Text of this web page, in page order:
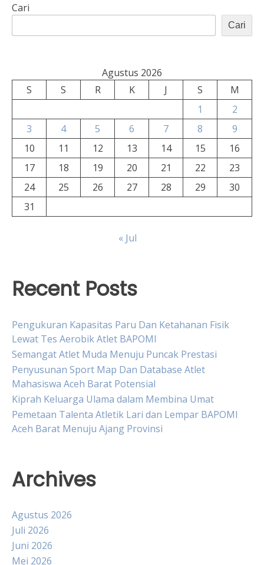
Cari
Cari
Agustus 2026
S
S R K J S
M
1
2
3
4 5 6 7 8
9
10
11 12 13 14 15
16
17
18 19 20 21 22
23
24
25 26 27 28 29
30
31
« Jul
Recent Posts
Pengukuran Kapasitas Paru Dan Ketahanan Fisik
Lewat Tes Aerobik Atlet BAPOMI
Semangat Atlet Muda Menuju Puncak Prestasi
Penyusunan Sport Map Dan Database Atlet
Mahasiswa Aceh Barat Potensial
Kiprah Keluarga Ulama dalam Membina Umat
Pemetaan Talenta Atletik Lari dan Lempar BAPOMI
Aceh Barat Menuju Ajang Provinsi
Archives
Agustus 2026
Juli 2026
Juni 2026
Mei 2026